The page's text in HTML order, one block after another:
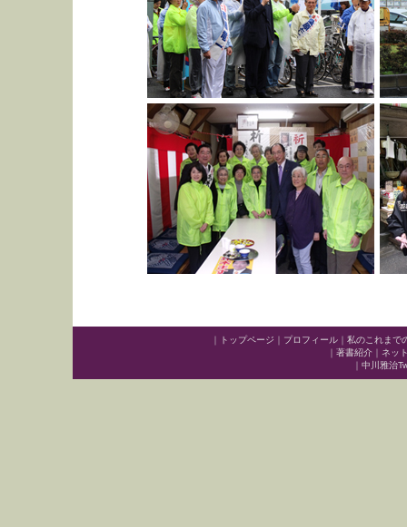
｜ トップページ ｜ プロフィール ｜ 私のこれまで
｜ 著書紹介 ｜ ネッ
｜ 中川雅治